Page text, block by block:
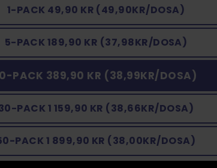
1-PACK 49,90 KR (49,90KR/DOSA)
5-PACK 189,90 KR (37,98KR/DOSA)
PACK 389,90 KR (38,99KR/DOSA)
PACK 1 159,90 KR (38,66KR/DOSA)
PACK 1 899,90 KR (38,00KR/DOSA)